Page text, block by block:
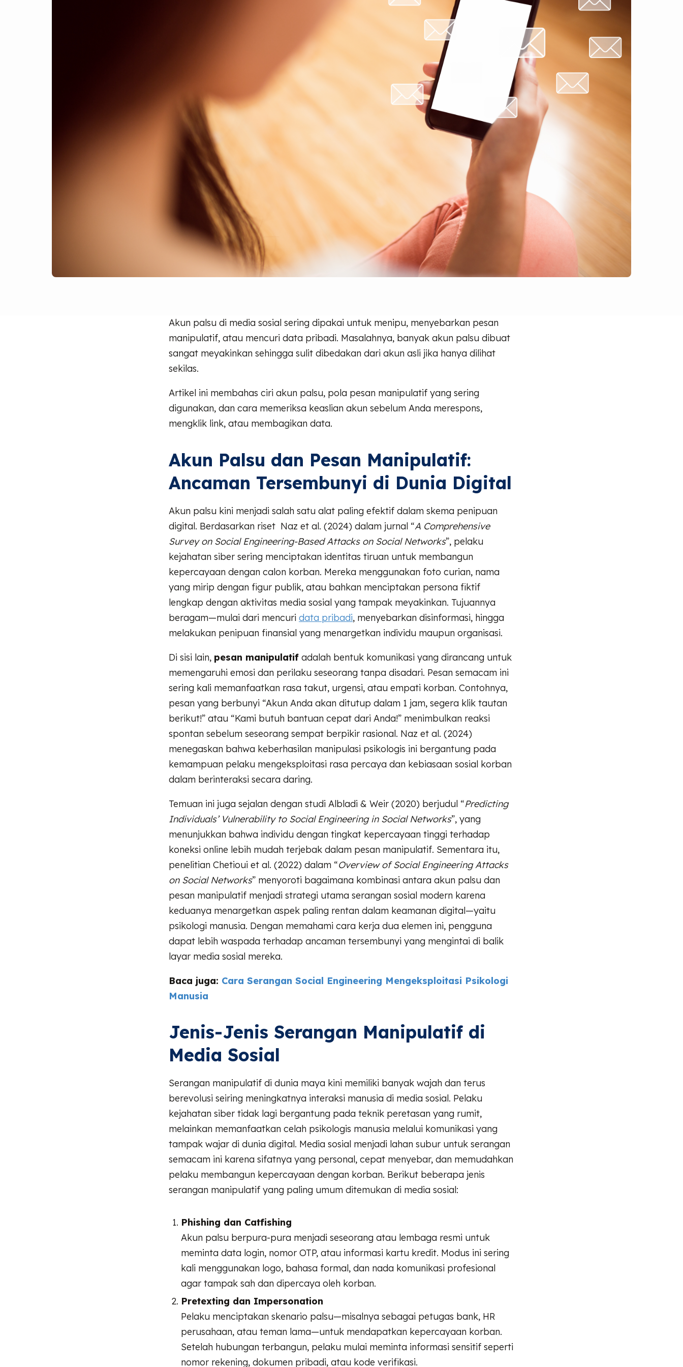
Akun palsu di media sosial sering dipakai untuk menipu, menyebarkan pesan
manipulatif, atau mencuri data pribadi. Masalahnya, banyak akun palsu dibuat
sangat meyakinkan sehingga sulit dibedakan dari akun asli jika hanya dilihat
sekilas.
Artikel ini membahas ciri akun palsu, pola pesan manipulatif yang sering
digunakan, dan cara memeriksa keaslian akun sebelum Anda merespons,
mengklik link, atau membagikan data.
Akun Palsu dan Pesan Manipulatif:
Ancaman Tersembunyi di Dunia Digital
Akun palsu kini menjadi salah satu alat paling efektif dalam skema penipuan
digital. Berdasarkan riset Naz et al. (2024) dalam jurnal “A Comprehensive
Survey on Social Engineering-Based Attacks on Social Networks”, pelaku
kejahatan siber sering menciptakan identitas tiruan untuk membangun
kepercayaan dengan calon korban. Mereka menggunakan foto curian, nama
yang mirip dengan figur publik, atau bahkan menciptakan persona fiktif
lengkap dengan aktivitas media sosial yang tampak meyakinkan. Tujuannya
beragam—mulai dari mencuri data pribadi, menyebarkan disinformasi, hingga
melakukan penipuan finansial yang menargetkan individu maupun organisasi.
Di sisi lain, pesan manipulatif adalah bentuk komunikasi yang dirancang untuk
memengaruhi emosi dan perilaku seseorang tanpa disadari. Pesan semacam ini
sering kali memanfaatkan rasa takut, urgensi, atau empati korban. Contohnya,
pesan yang berbunyi “Akun Anda akan ditutup dalam 1 jam, segera klik tautan
berikut!” atau “Kami butuh bantuan cepat dari Anda!” menimbulkan reaksi
spontan sebelum seseorang sempat berpikir rasional. Naz et al. (2024)
menegaskan bahwa keberhasilan manipulasi psikologis ini bergantung pada
kemampuan pelaku mengeksploitasi rasa percaya dan kebiasaan sosial korban
dalam berinteraksi secara daring.
Temuan ini juga sejalan dengan studi Albladi & Weir (2020) berjudul “Predicting
Individuals’ Vulnerability to Social Engineering in Social Networks”, yang
menunjukkan bahwa individu dengan tingkat kepercayaan tinggi terhadap
koneksi online lebih mudah terjebak dalam pesan manipulatif. Sementara itu,
penelitian Chetioui et al. (2022) dalam “Overview of Social Engineering Attacks
on Social Networks” menyoroti bagaimana kombinasi antara akun palsu dan
pesan manipulatif menjadi strategi utama serangan sosial modern karena
keduanya menargetkan aspek paling rentan dalam keamanan digital—yaitu
psikologi manusia. Dengan memahami cara kerja dua elemen ini, pengguna
dapat lebih waspada terhadap ancaman tersembunyi yang mengintai di balik
layar media sosial mereka.
Baca juga: Cara Serangan Social Engineering Mengeksploitasi Psikologi
Manusia
Jenis-Jenis Serangan Manipulatif di
Media Sosial
Serangan manipulatif di dunia maya kini memiliki banyak wajah dan terus
berevolusi seiring meningkatnya interaksi manusia di media sosial. Pelaku
kejahatan siber tidak lagi bergantung pada teknik peretasan yang rumit,
melainkan memanfaatkan celah psikologis manusia melalui komunikasi yang
tampak wajar di dunia digital. Media sosial menjadi lahan subur untuk serangan
semacam ini karena sifatnya yang personal, cepat menyebar, dan memudahkan
pelaku membangun kepercayaan dengan korban. Berikut beberapa jenis
serangan manipulatif yang paling umum ditemukan di media sosial:
Phishing dan Catfishing
Akun palsu berpura-pura menjadi seseorang atau lembaga resmi untuk
meminta data login, nomor OTP, atau informasi kartu kredit. Modus ini sering
kali menggunakan logo, bahasa formal, dan nada komunikasi profesional
agar tampak sah dan dipercaya oleh korban.
Pretexting dan Impersonation
Pelaku menciptakan skenario palsu—misalnya sebagai petugas bank, HR
perusahaan, atau teman lama—untuk mendapatkan kepercayaan korban.
Setelah hubungan terbangun, pelaku mulai meminta informasi sensitif seperti
nomor rekening, dokumen pribadi, atau kode verifikasi.